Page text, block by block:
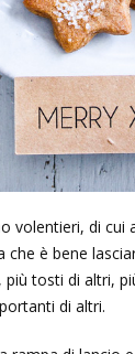
volentieri, di cui
è bene
tosti di altri,
di altri.